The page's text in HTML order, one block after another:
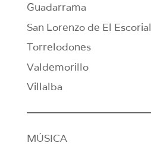
Guadarrama
San Lorenzo de El Escorial
Torrelodones
Valdemorillo
Villalba
MÚSICA